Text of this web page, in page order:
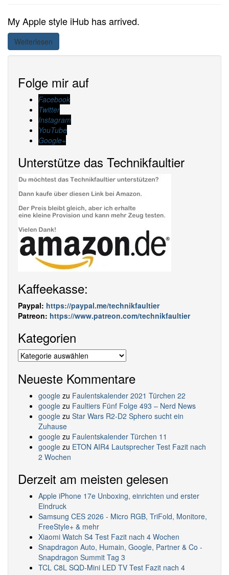
My Apple style iHub has arrived.
Weiterlesen
Folge mir auf
Facebook
Twitter
Instagram
YouTube
Google+
Unterstütze das Technikfaultier
Kaffeekasse:
Paypal: https://paypal.me/technikfaultier
Patreon: https://www.patreon.com/technikfaultier
Kategorien
Kategorien
Neueste Kommentare
google zu Faulentskalender 2021 Türchen 22
google zu Faultiers Fünf Folge 493 – Nerd News
google zu Star Wars R2-D2 Sphero sucht ein
Zuhause
google zu Faulentskalender Türchen 11
google zu ETON AIR4 Lautsprecher Test Fazit nach
2 Wochen
Derzeit am meisten gelesen
Apple iPhone 17e Unboxing, einrichten und erster
Eindruck
Samsung CES 2026 - Micro RGB, TriFold, Monitore,
FreeStyle+ & mehr
Xiaomi Watch S4 Test Fazit nach 4 Wochen
Snapdragon Auto, Humain, Google, Partner & Co -
Snapdragon Summit Tag 3
TCL C8L SQD-Mini LED TV Test Fazit nach 4